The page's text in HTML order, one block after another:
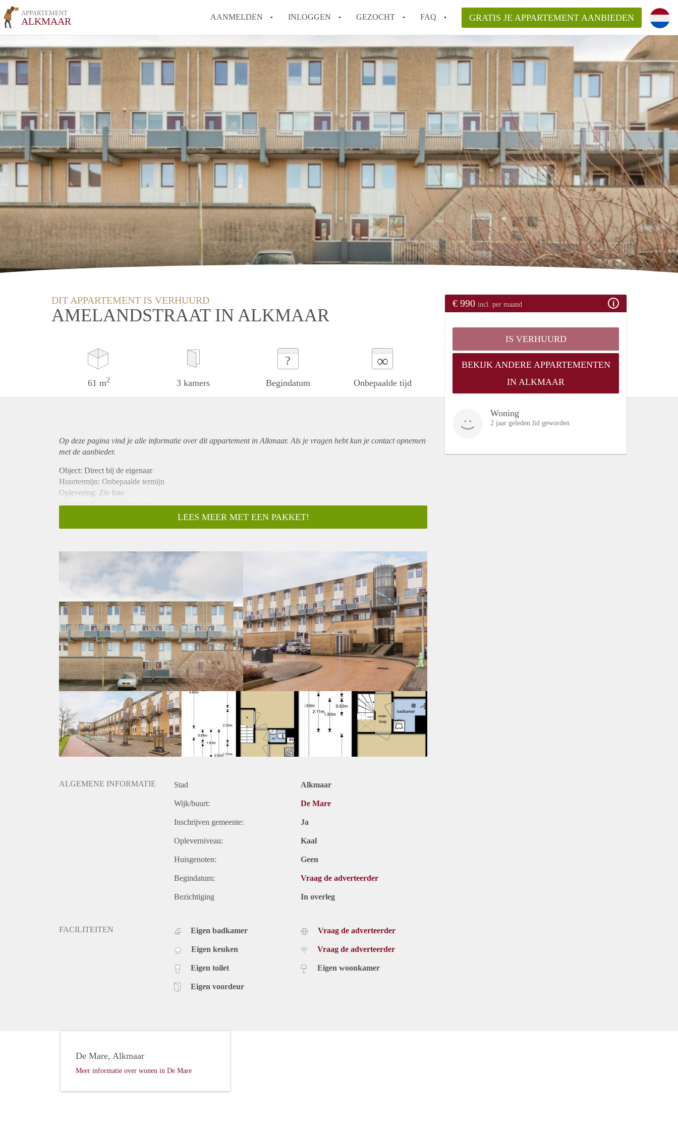
APPARTEMENT
ALKMAAR AANMELDEN INLOGGEN GEZOCHT FAQ
Wat is de privacyverklaring van AppartementAlkmaar?
Berekent AppartementAlkmaar
makelaarsvergoeding/bemiddelingsvergoeding?
Alle veelgestelde vragen
GRATIS JE APPARTEMENT AANBIEDEN
DIT APPARTEMENT IS VERHUURD
AMELANDSTRAAT IN ALKMAAR
61 m2 3 kamers
?
Begindatum
∞
Onbepaalde tijd
€ 990 incl. per maand
IS VERHUURD
BEKIJK ANDERE APPARTEMENTEN
IN ALKMAAR
Woning
2 jaar geleden lid geworden
Op deze pagina vind je alle informatie over ditappartementin Alkmaar. Als je vragen hebt kun je contact opnemen
met de aanbieder.
Object: Direct bij de eigenaar
Huurtermijn: Onbepaalde termijn
Oplevering: Zie foto
Inkomen eis: 3,1 x Bruto huur
Borg: 1 Maand
Huisdieren toegestaan: Afhankelijk van de Eigenaar
LEES MEER MET EEN PAKKET!
ALGEMENE INFORMATIE Stad Alkmaar
Wijk/buurt: De Mare
Inschrijven gemeente: Ja
Opleverniveau: Kaal
Huisgenoten: Geen
Begindatum: Vraag de adverteerder
Bezichtiging In overleg
FACILITEITEN Eigen badkamer
Eigen keuken
Eigen toilet
Eigen voordeur
Vraag de adverteerder
Vraag de adverteerder
Eigen woonkamer
De Mare, Alkmaar
Meer informatie over wonen in De Mare